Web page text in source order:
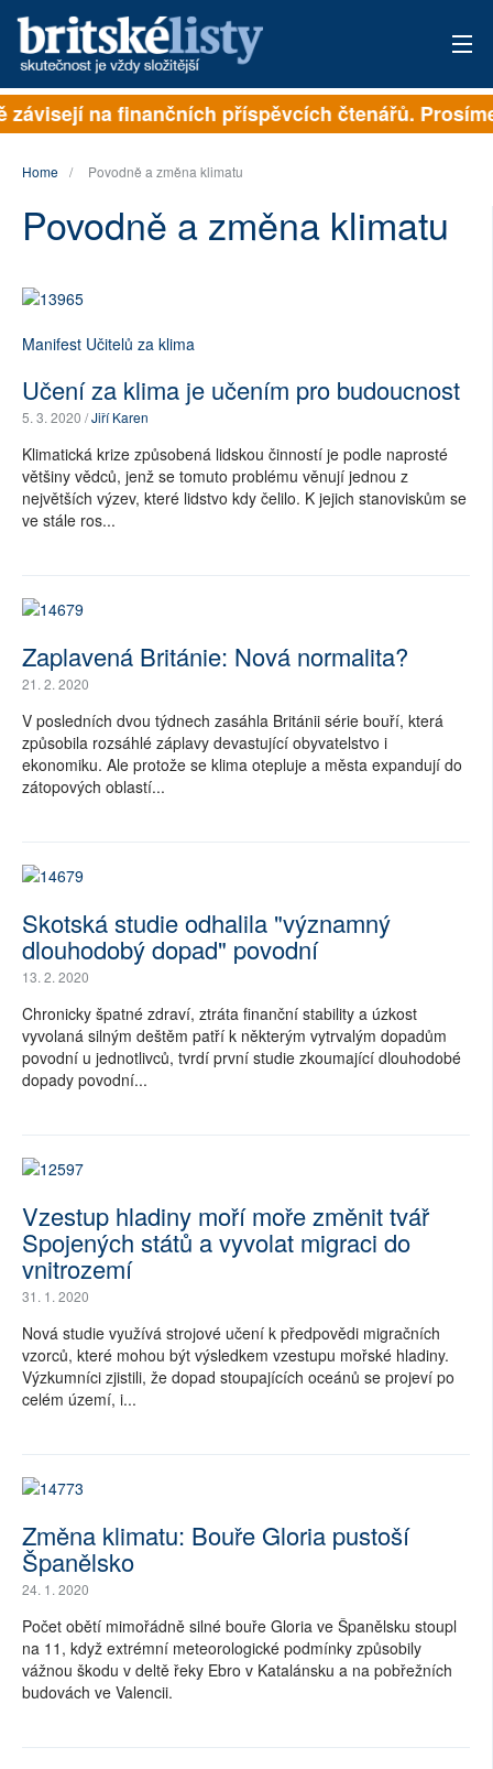
PŘIHLÁSIT
AKTUÁLNÍ VYDÁNÍ
ARCHIV
AUTOŘI
PŘÍSPĚVKY NA PROVOZ
SOCIÁLNÍ SÍTĚ
PLNÁ VERZE STRÁNEK
na finančních příspěvcích čtenářů.
Home Povodně a změna klimatu
Povodně a změna klimatu
Manifest Učitelů za klima
Učení za klima je učením pro budoucnost
5. 3. 2020 /Jiří Karen
Klimatická krize způsobená lidskou činností je podle naprosté
většiny vědců, jenž se tomuto problému věnují jednou z
největších výzev, které lidstvo kdy čelilo. K jejich stanoviskům se
ve stále ros...
Zaplavená Británie: Nová normalita?
21. 2. 2020
V posledních dvou týdnech zasáhla Británii série bouří, která
způsobila rozsáhlé záplavy devastující obyvatelstvo i
ekonomiku. Ale protože se klima otepluje a města expandují do
zátopových oblastí...
Skotská studie odhalila "významný
dlouhodobý dopad" povodní
13. 2. 2020
Chronicky špatné zdraví, ztráta finanční stability a úzkost
vyvolaná silným deštěm patří k některým vytrvalým dopadům
povodní u jednotlivců, tvrdí první studie zkoumající dlouhodobé
dopady povodní...
Vzestup hladiny moří moře změnit tvář
Spojených států a vyvolat migraci do
vnitrozemí
31. 1. 2020
Nová studie využívá strojové učení k předpovědi migračních
vzorců, které mohou být výsledkem vzestupu mořské hladiny.
Výzkumníci zjistili, že dopad stoupajících oceánů se projeví po
celém území, i...
Změna klimatu: Bouře Gloria pustoší
Španělsko
24. 1. 2020
Počet obětí mimořádně silné bouře Gloria ve Španělsku stoupl
na 11, když extrémní meteorologické podmínky způsobily
vážnou škodu v deltě řeky Ebro v Katalánsku a na pobřežních
budovách ve Valencii.